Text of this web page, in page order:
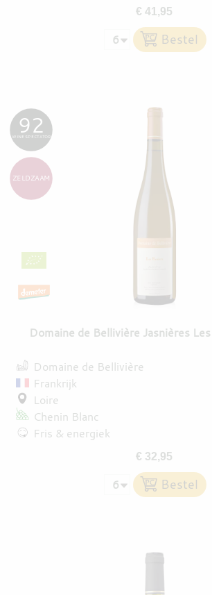
€ 41,95
Domaine de Bellivière Jasnières
92
WINE SPECTATOR
ZELDZAAM
Domaine de Bellivière
Frankrijk
Loire
Chenin Blanc
Fris & energiek
€ 32,95